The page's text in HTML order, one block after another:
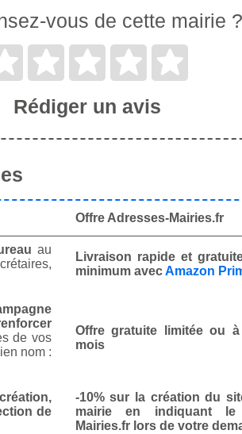
vous de cette mairie ?
Rédiger un avis
Offre Adresses-Mairies.fr
au
Livraison rapide et
minimum avecAmazon
de vos
nom :
Offre gratuite limitée ou
mois
création,
de
-10% sur la création du
mairie en indiquant le
Mairies.fr lors de votre